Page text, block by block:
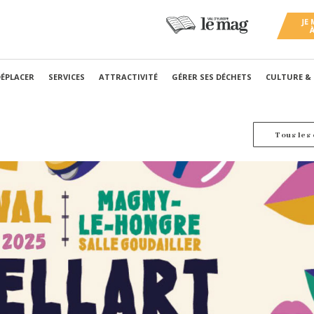
SERVICES ATTRACTIVITÉ GÉRER SES DÉCHETS CULTURE
Tous les